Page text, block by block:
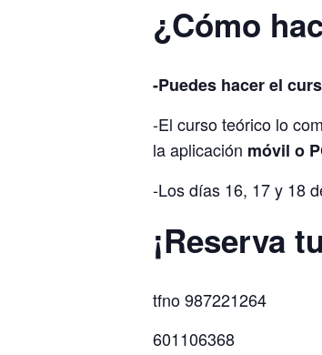
¿Cómo
-Puedes hacer el
-El curso teórico lo
la aplicación móvil o
-Los días 16, 17 y 18
¡Reserva
tfno 987221264
601106368